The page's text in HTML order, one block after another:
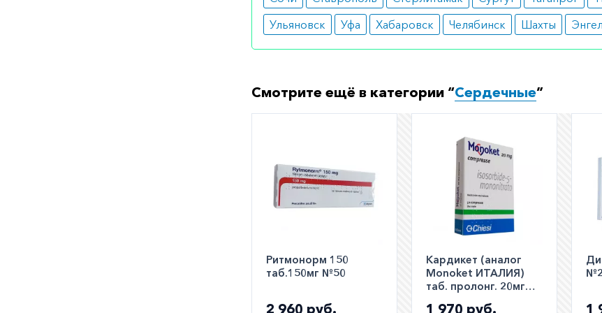
сдавать анализы для оценки их функции.
Медики о препарате
продолжительность его действия в лечении гипертонии.
Как оформить заказ?
Вы можете заказать препарат с доставкой в аптеку-партнёра в
городе. Для этого Вы можете оформить бронирование на
заказать по телефону
8 800 301 52 86 (бесплатно с любого
Ульяновск
Уфа Хабаровск Челябинск Шахты
Смотрите ещё в категории “Сердечные”
Ритмонорм 150
таб.150мг №50
2 960 руб.
Кардикет (аналог
Monoket ИТАЛИЯ)
таб. пролонг. 20мг
1 970 руб. 1